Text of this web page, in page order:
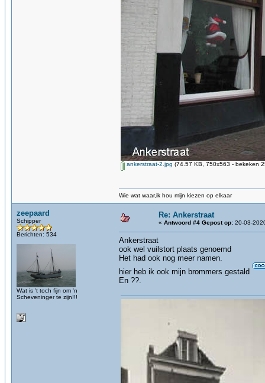
ankerstraat-2.jpg (74.57 KB, 750x563 - bekeken
Wie wat waar,ik hou mijn kiezen op elkaar
zeepaard
Schipper
Berichten: 534
Wat is 't toch fijn om 'n
Scheveninger te zijn!!!
Re: Ankerstraat
« Antwoord #4 Gepost op: 20-03-
Ankerstraat
ook wel vuilstort plaats genoemd
Het had ook nog meer namen.
hier heb ik ook mijn brommers gestald
En ??.